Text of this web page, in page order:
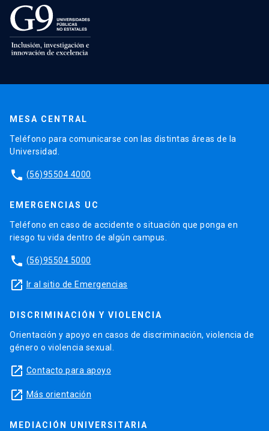
MESA CENTRAL
Teléfono para comunicarse con las distintas áreas de la
Universidad.
phone (56)95504 4000
EMERGENCIAS UC
Teléfono en caso de accidente o situación que ponga en
riesgo tu vida dentro de algún campus.
phone (56)95504 5000
launch Ir al sitio de Emergencias
DISCRIMINACIÓN Y VIOLENCIA
Orientación y apoyo en casos de discriminación, violencia de
género o violencia sexual.
launch Contacto para apoyo
launch Más orientación
MEDIACIÓN UNIVERSITARIA